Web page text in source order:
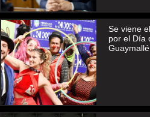
Se viene
por el Día